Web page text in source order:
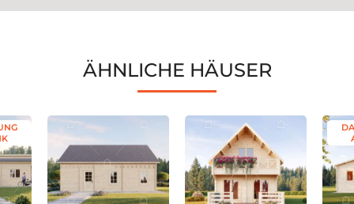
ÄHNLICHE HÄUSER